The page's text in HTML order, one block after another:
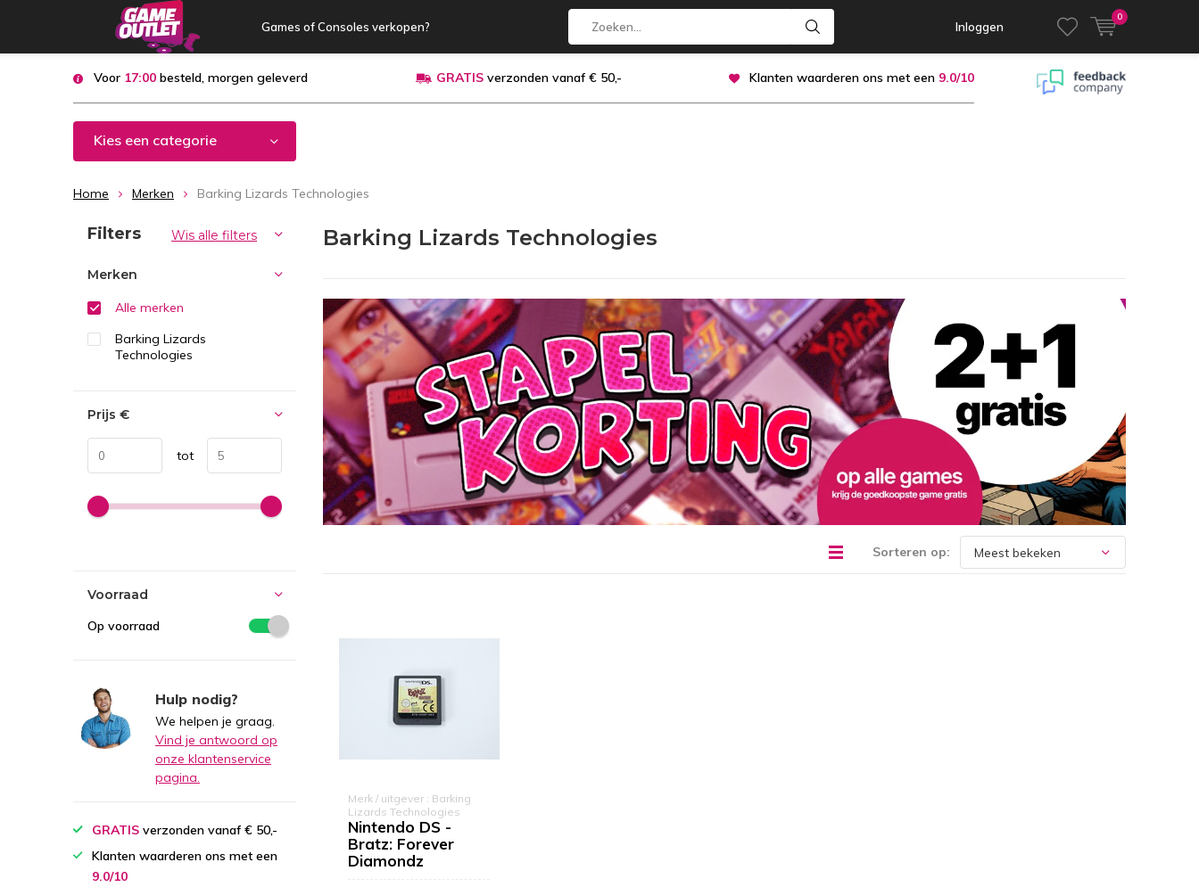
Games of Consoles verkopen? Inloggen
0
Voor 17:00 besteld, morgen geleverd GRATISverzonden vanaf € 50,- Klanten waarderen ons met een 9.0/10
Kies een categorie
Home Merken Barking Lizards Technologies
Barking Lizards Technologies
Sorteren op:
Merk / uitgever : Barking
Lizards Technologies
Nintendo DS -
Bratz: Forever
Diamondz
Sorteren op:
Filters Wis alle filters
Merken
Alle merken
Barking Lizards
Technologies
Prijs €
tot
Voorraad
Op voorraad
Hulp nodig?
We helpen je graag.
Vind je antwoord op
onze klantenservice
pagina.
GRATIS verzonden vanaf € 50,-
Klanten waarderen ons met een
9.0/10